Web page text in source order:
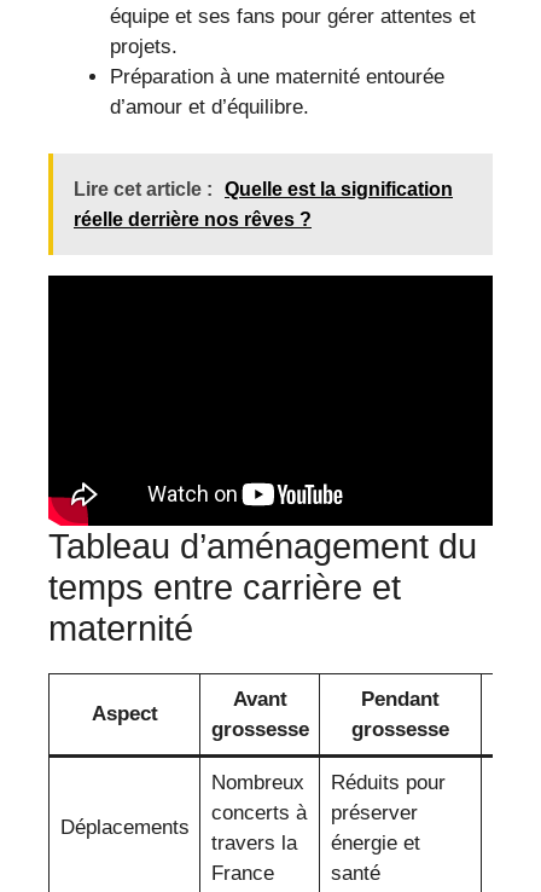
équipe et ses fans pour gérer attentes et
projets.
Préparation à une maternité entourée
d’amour et d’équilibre.
Lire cet article :
Quelle est la signification
réelle derrière nos rêves ?
Tableau d’aménagement du
temps entre carrière et
maternité
Aspect
Avant
grossesse
Pendant
grossesse
Déplacements
Nombreux
concerts à
travers la
France
Réduits pour
préserver
énergie et
santé